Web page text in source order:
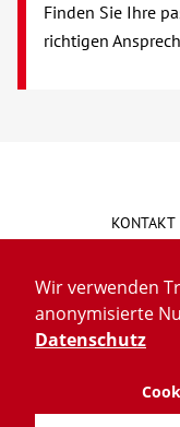
Wir verwenden
anonymisierte
Datenschutz
Veranstaltungen
Glossar
Finden Sie Ihre
richtigen
KONTAKT
IMPRESSUM